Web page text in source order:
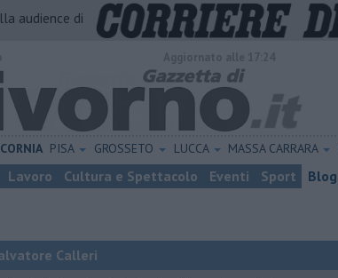
audience di
PISA GROSSETO LUCCA MASSA CARRARA
Lavoro Cultura e Spettacolo Eventi Sport Blog
Calleri